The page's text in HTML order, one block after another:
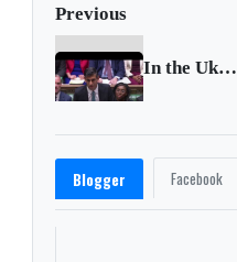
Previous
In the Uk Scarcity returns
Blogger Facebook